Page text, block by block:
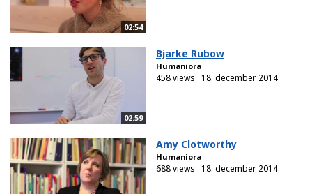
02:54
02:59
Bjarke Rubow
Humaniora
458 views 18. december 2014
Amy Clotworthy
Humaniora
688 views 18. december 2014